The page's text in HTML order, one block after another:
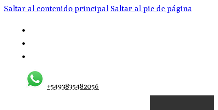
Saltar al contenido principal Saltar al pie de página
+5493835482056